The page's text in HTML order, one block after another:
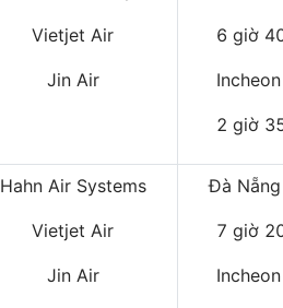
Vietjet Air
Jin Air
6 giờ
2 giờ
Hahn Air Systems
Vietjet Air
Jin Air
Đà
7 giờ